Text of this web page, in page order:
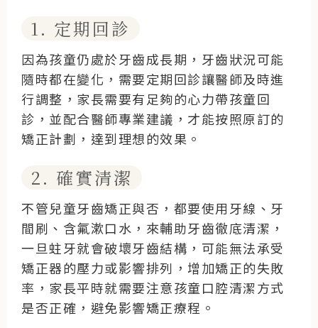
1. 定期回診
因為孩童仍處於牙齒成長期，牙齒狀況可能
隨時都在變化，需要定期回診讓醫師及時進
行調整，家長需要有足夠的心力帶孩童回
診，並配合醫師專業建議，才能按照原訂的
矯正計劃，達到理想的效果。
2. 確實清潔
不管兒童牙齒矯正與否，都要使用牙線、牙
間刷、含氟漱口水，來輔助牙齒徹底清潔，
一旦蛀牙就會破壞牙齒結構，可能無法承受
矯正器的壓力或影響排列，增加矯正的失敗
率，家長平時就需要注意孩童口腔清潔方式
是否正確，避免影響矯正療程。